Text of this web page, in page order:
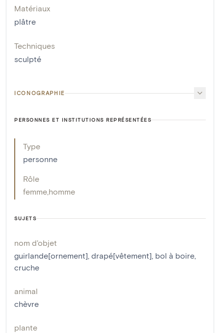
Matériaux
plâtre
Techniques
sculpté
ICONOGRAPHIE
PERSONNES ET INSTITUTIONS REPRÉSENTÉES
Type
personne
Rôle
femme homme
SUJETS
nom d'objet
guirlande[ornement], drapé[vêtement], bol à boire,
cruche
animal
chèvre
plante